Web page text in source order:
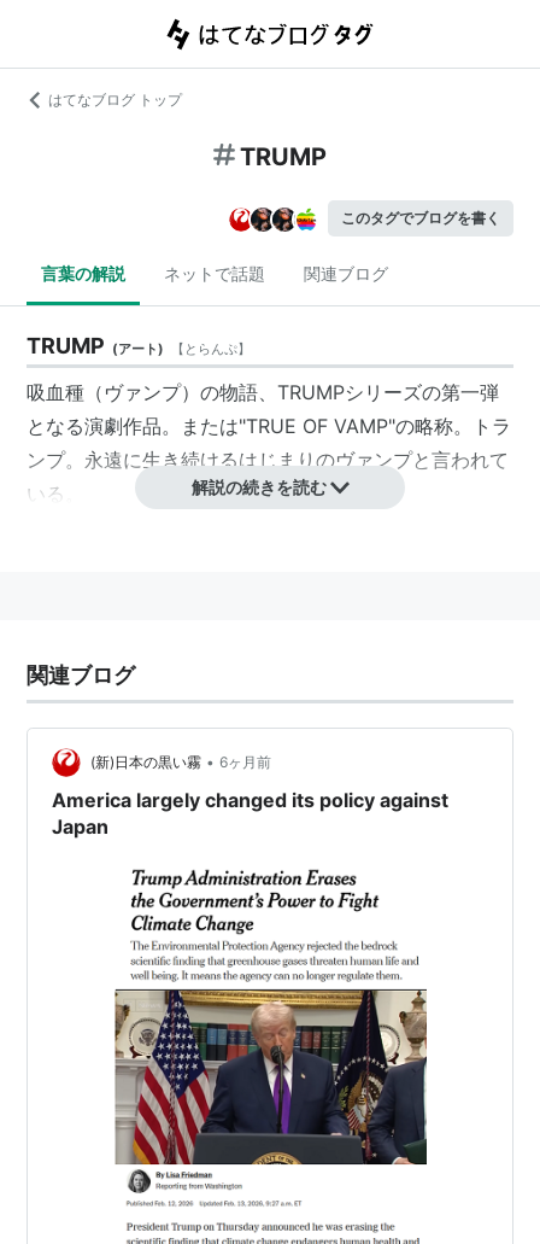
はてなブログ トップ
TRUMP
このタグでブログを書く
言葉の解説 ネットで話題 関連ブログ
TRUMP (アート) 【 とらんぷ】
吸血種（ヴァンプ）の物語、TRUMPシリーズの第一弾
となる演劇作品。または"TRUE OF VAMP"の略称。トラ
ンプ。永遠に生き続けるはじまりのヴァンプと言われて
いる。
有数の貴族階級であるエリート・ヴァンプのウルは、何
故か人間とヴァンプの混血「ダンピール」であるソフィ
に惹かれていた。ウルは、かつてヴァンプが持っていた
「不死の力」について研究を続けているうち、永遠に生
き続ける伝説の吸血種「TRUMP（TRUE OF VAMP）」
の存在を知る。そして、次第に永遠の命を渇望するよう
になり・・・。
人物像
周囲から嫌悪されている人間とヴァンプの混血（ダンピー
ル）
ラファエロの弟。ヴァンプ界で指折りの名家出身でありなが
ら、ダンピールであるソフィに心惹かれてゆく。
若きヴァンプを教育・保護する施設（クラン）の教師。問題
児アレンのお目付け役。
解説の続きを読む
関連ブログ
(新)日本の黒い霧 • 6ヶ月前
America largely changed its policy against
Japan